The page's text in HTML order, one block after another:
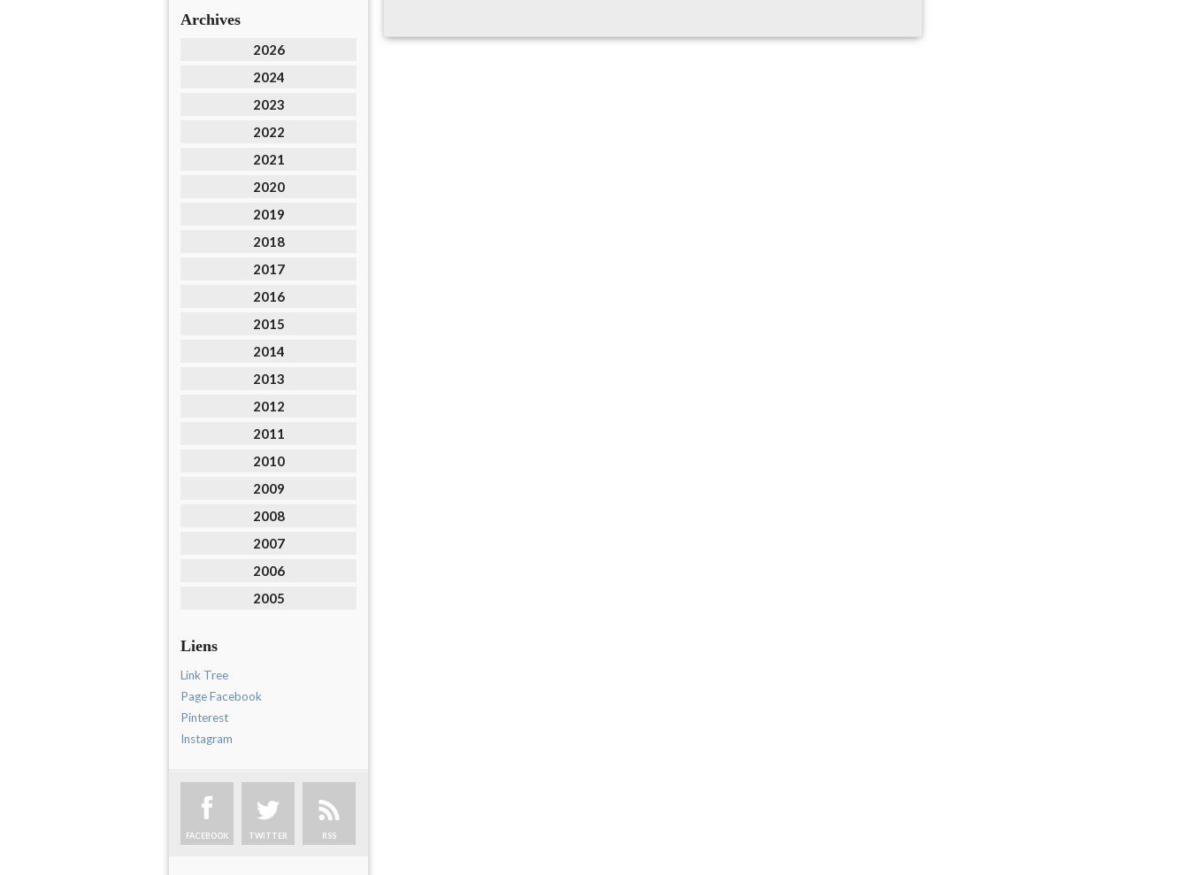
Archives
2026
2024
2023
2022
2021
2020
2019
2018
2017
2016
2015
2014
2013
2012
2011
2010
2009
2008
2007
2006
2005
Liens
Link Tree
Page Facebook
Pinterest
Instagram
FACEBOOK TWITTER RSS